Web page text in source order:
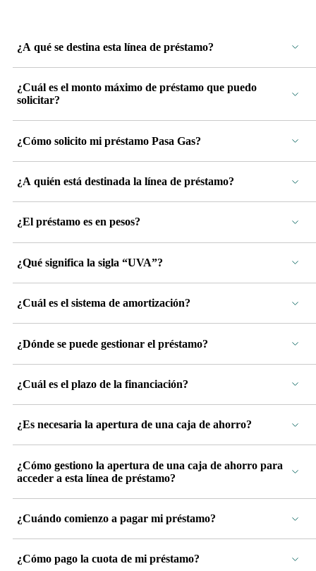
¿A qué se destina esta línea de préstamo?
¿Cuál es el monto máximo de préstamo que puedo
solicitar?
¿Cómo solicito mi préstamo Pasa Gas?
¿A quién está destinada la línea de préstamo?
¿El préstamo es en pesos?
¿Qué significa la sigla “UVA”?
¿Cuál es el sistema de amortización?
¿Dónde se puede gestionar el préstamo?
¿Cuál es el plazo de la financiación?
¿Es necesaria la apertura de una caja de ahorro?
¿Cómo gestiono la apertura de una caja de ahorro para
acceder a esta línea de préstamo?
¿Cuándo comienzo a pagar mi préstamo?
¿Cómo pago la cuota de mi préstamo?